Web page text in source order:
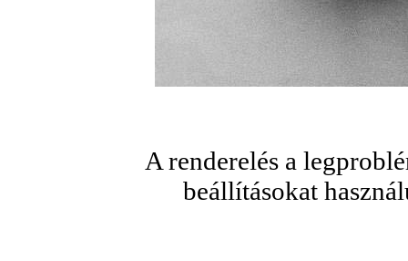
A renderelés a
beállításokat